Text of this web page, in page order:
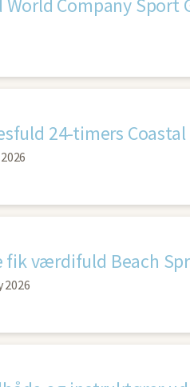
24-timers
fik værdifuld Beach
2026